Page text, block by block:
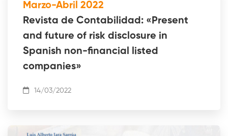
Marzo-Abril 2022
Revista de Contabilidad: «Present
and future of risk disclosure in
Spanish non-financial listed
companies»
14/03/2022